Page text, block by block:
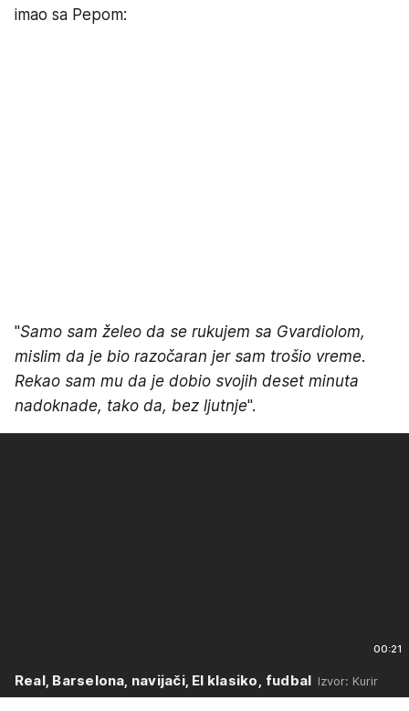
imao sa Pepom:
"Samo sam želeo da se rukujem sa Gvardiolom,
mislim da je bio razočaran jer sam trošio vreme.
Rekao sam mu da je dobio svojih deset minuta
nadoknade, tako da, bez ljutnje".
00:21
Real, Barselona, navijači, El klasiko, fudbal Izvor: Kurir